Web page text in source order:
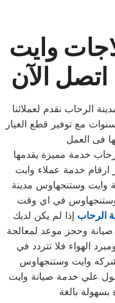
وايت
الآن
الرحاب نقدم لعملائنا
مع توفير قطع الغيار
فى العمل
خدمة مميزة يقدمها
خدمة عملاء وايت
وستنجهاوس مدينة
وستنجهاوس في اي وقت
الرحاب إذا لم يكن لديك
وحجز موعد لمعالجة
الهواء فلا تتردد في
وايت وستنجهاوس
علي خدمة صيانة وايت